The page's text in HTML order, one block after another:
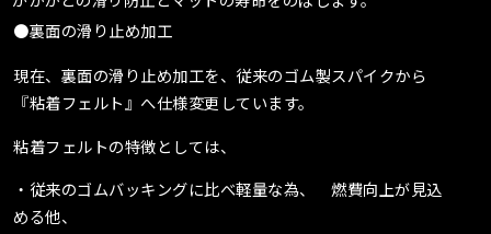
●裏面の滑り止め加工
現在、裏面の滑り止め加工を、従来のゴム製スパイクから
『粘着フェルト』へ仕様変更しています。
粘着フェルトの特徴としては、
・従来のゴムバッキングに比べ軽量な為、 燃費向上が見込
める他、